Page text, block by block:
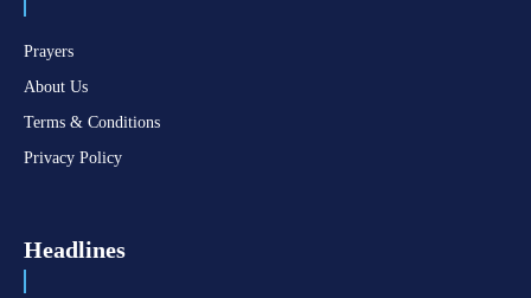
Prayers
About Us
Terms & Conditions
Privacy Policy
Headlines